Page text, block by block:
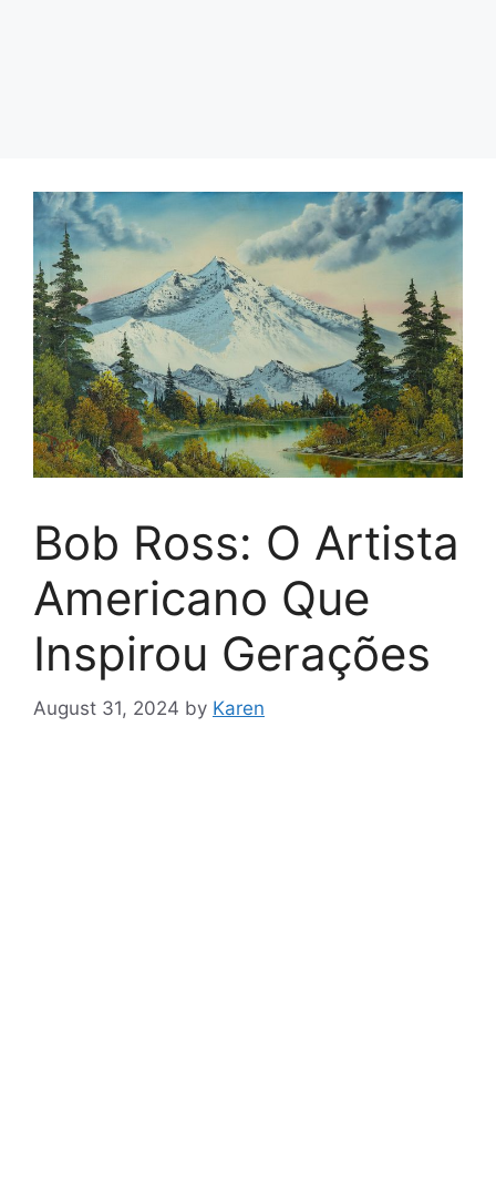
Bob Ross: O Artista
Americano Que
Inspirou Gerações
August 31, 2024 by Karen